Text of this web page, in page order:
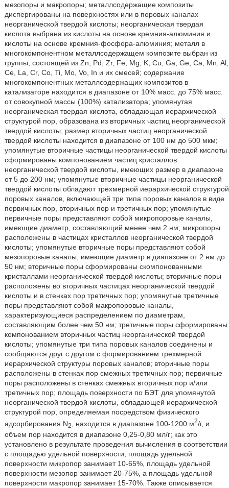
мезопоры и макропоры; металлсодержащие композиты
диспергированы на поверхностях или в поровых каналах
неорганической твердой кислоты; неорганическая твердая
кислота выбрана из кислоты на основе кремния-алюминия и
кислоты на основе кремния-фосфора-алюминия; металл в
многокомпонентном металлсодержащем композите выбран из
группы, состоящей из Zn, Pd, Zr, Fe, Mg, K, Cu, Ga, Ge, Ca, Mn, Al,
Ce, La, Cr, Co, Ti, Mo, Vo, In и их смесей; содержание
многокомпонентных металлсодержащих композитов в
катализаторе находится в диапазоне от 10% масс. до 75% масс.
от совокупной массы (100%) катализатора; упомянутая
неорганическая твердая кислота, обладающая иерархической
структурой пор, образована из вторичных частиц неорганической
твердой кислоты; размер вторичных частиц неорганической
твердой кислоты находится в диапазоне от 100 нм до 500 мкм;
упомянутые вторичные частицы неорганической твердой кислоты
сформированы компонованием частиц кристаллов
неорганической твердой кислоты, имеющих размер в диапазоне
от 5 до 200 нм; упомянутые вторичные частицы неорганической
твердой кислоты обладают трехмерной иерархической структурой
поровых каналов, включающей три типа поровых каналов в виде
первичных пор, вторичных пор и третичных пор; упомянутые
первичные поры представляют собой микропоровые каналы,
имеющие диаметр, составляющий менее чем 2 нм; микропоры
расположены в частицах кристаллов неорганической твердой
кислоты; упомянутые вторичные поры представляют собой
мезопоровые каналы, имеющие диаметр в диапазоне от 2 нм до
50 нм; вторичные поры сформированы скомпонованными
кристаллами неорганической твердой кислоты; вторичные поры
расположены во вторичных частицах неорганической твердой
кислоты и в стенках пор третичных пор; упомянутые третичные
поры представляют собой макропоровые каналы,
характеризующиеся распределением по диаметрам,
составляющим более чем 50 нм; третичные поры сформированы
компонованием вторичных частиц неорганической твердой
кислоты; упомянутые три типа поровых каналов соединены и
сообщаются друг с другом с формированием трехмерной
иерархической структуры поровых каналов; вторичные поры
расположены в стенках пор смежных третичных пор; первичные
поры расположены в стенках смежных вторичных пор и/или
третичных пор; площадь поверхности по БЭТ для упомянутой
неорганической твердой кислоты, обладающей иерархической
структурой пор, определяемая посредством физического
адсорбирования N2 , находится в диапазоне 100-1200 м2/г, и
объем пор находится в диапазоне 0,25-0,80 мл/г; как это
установлено в результате проведения вычисления в соответствии
с площадью удельной поверхности, площадь удельной
поверхности микропор занимает 10-65%, площадь удельной
поверхности мезопор занимает 20-75%, а площадь удельной
поверхности макропор занимает 15-70%. Также описывается